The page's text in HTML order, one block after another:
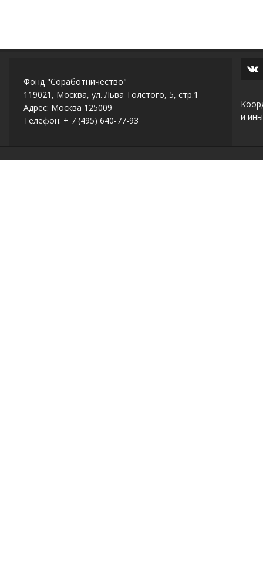
Фонд "Соработничество"
119021, Москва, ул. Льва Толстого, 5, стр.1
Адрес: Москва 125009
Телефон: + 7 (495) 640-77-93
и